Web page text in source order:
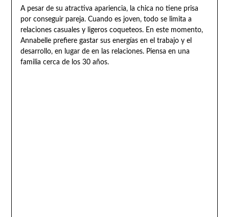
A pesar de su atractiva apariencia, la chica no tiene prisa
por conseguir pareja. Cuando es joven, todo se limita a
relaciones casuales y ligeros coqueteos. En este momento,
Annabelle prefiere gastar sus energías en el trabajo y el
desarrollo, en lugar de en las relaciones. Piensa en una
familia cerca de los 30 años.